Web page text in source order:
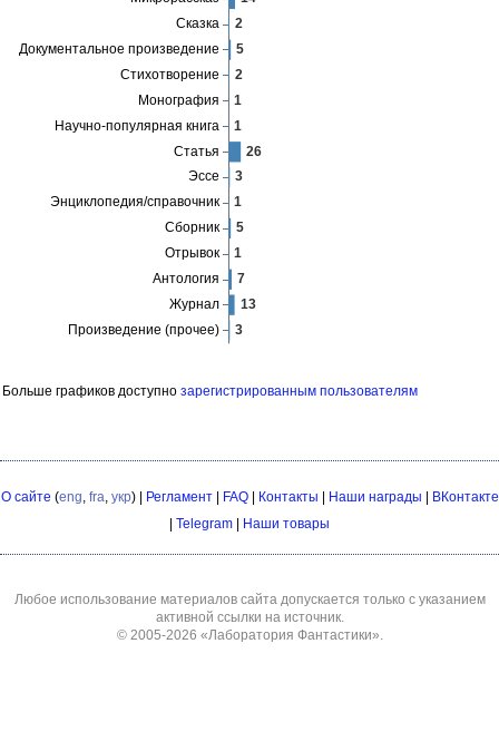
Больше графиков доступно зарегистрированным пользователям
О сайте (eng, fra, укр) | Регламент| FAQ| Контакты Наши награды
ВКонтакте
Telegram Наши товары
Любое использование материалов сайта допускается только с указанием
активной ссылки на источник.
© 2005-2026 «Лаборатория Фантастики».